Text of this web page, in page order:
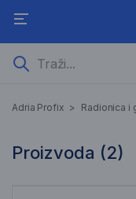
Stolice
Adria Profix > Radionica i
Proizvoda (2)
2 Rezultati